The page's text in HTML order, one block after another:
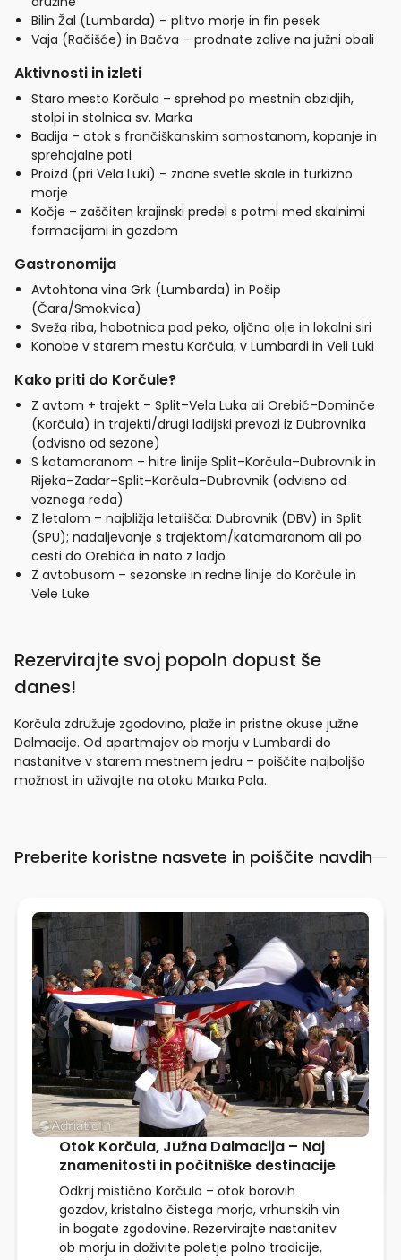
Bilin Žal (Lumbarda) – plitvo morje in fin pesek
Vaja (Račišće) in Bačva – prodnate zalive na južni obali
Aktivnosti in izleti
Staro mesto Korčula – sprehod po mestnih obzidjih,
stolpi in stolnica sv. Marka
Badija – otok s frančiškanskim samostanom, kopanje in
sprehajalne poti
Proizd (pri Vela Luki) – znane svetle skale in turkizno
morje
Kočje – zaščiten krajinski predel s potmi med skalnimi
formacijami in gozdom
Gastronomija
Avtohtona vina Grk (Lumbarda) in Pošip
(Čara/Smokvica)
Sveža riba, hobotnica pod peko, oljčno olje in lokalni siri
Konobe v starem mestu Korčula, v Lumbardi in Veli Luki
Kako priti do Korčule?
Z avtom + trajekt – Split–Vela Luka ali Orebić–Dominče
(Korčula) in trajekti/drugi ladijski prevozi iz Dubrovnika
(odvisno od sezone)
S katamaranom – hitre linije Split–Korčula–Dubrovnik in
Rijeka–Zadar–Split–Korčula–Dubrovnik (odvisno od
voznega reda)
Z letalom – najbližja letališča: Dubrovnik (DBV) in Split
(SPU); nadaljevanje s trajektom/katamaranom ali po
cesti do Orebića in nato z ladjo
Z avtobusom – sezonske in redne linije do Korčule in
Vele Luke
Rezervirajte svoj popoln dopust še
danes!
Korčula združuje zgodovino, plaže in pristne okuse južne
Dalmacije. Od apartmajev ob morju v Lumbardi do
nastanitve v starem mestnem jedru – poiščite najboljšo
možnost in uživajte na otoku Marka Pola.
Preberite koristne nasvete in poiščite navdih
Otok Korčula, Južna Dalmacija – Naj
znamenitosti in počitniške destinacije
Odkrij mistično Korčulo – otok borovih
gozdov, kristalno čistega morja, vrhunskih vin
in bogate zgodovine. Rezervirajte nastanitev
ob morju in doživite poletje polno tradicije,